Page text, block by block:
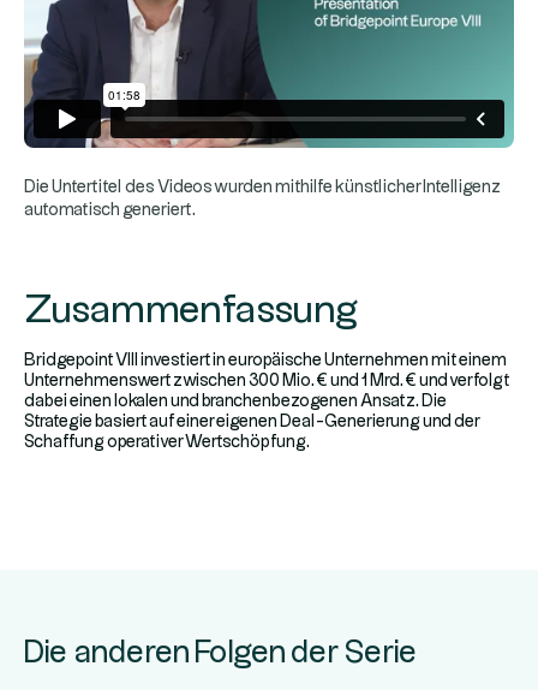
Die Untertitel des Videos wurden mithilfe künstlicher Intelligenz
automatisch generiert.
Zusammenfassung
Bridgepoint VIII investiert in europäische Unternehmen mit einem
Unternehmenswert zwischen 300 Mio. € und 1 Mrd. € und verfolgt
dabei einen lokalen und branchenbezogenen Ansatz. Die
Strategie basiert auf einer eigenen Deal-Generierung und der
Schaffung operativer Wertschöpfung.
Die anderen Folgen der Serie